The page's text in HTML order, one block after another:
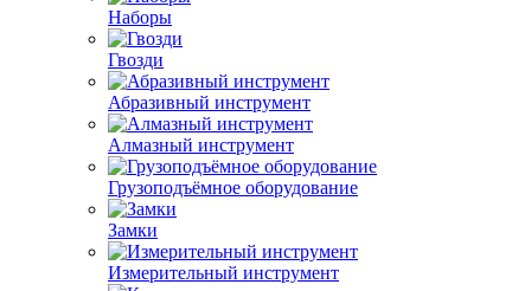
Наборы
Гвозди
Абразивный инструмент
Алмазный инструмент
Грузоподъёмное оборудование
Замки
Измерительный инструмент